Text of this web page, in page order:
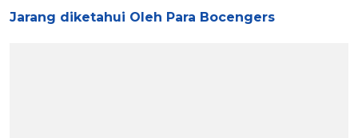
Jarang diketahui Oleh Para Bocengers